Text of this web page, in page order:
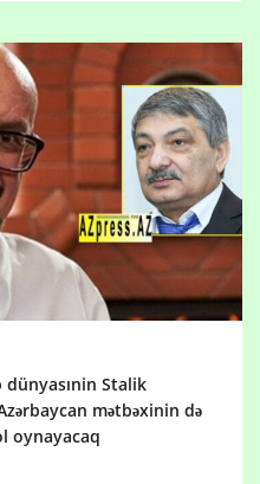
dünyasınin Stalik
mətbəxinin də
oynayacaq